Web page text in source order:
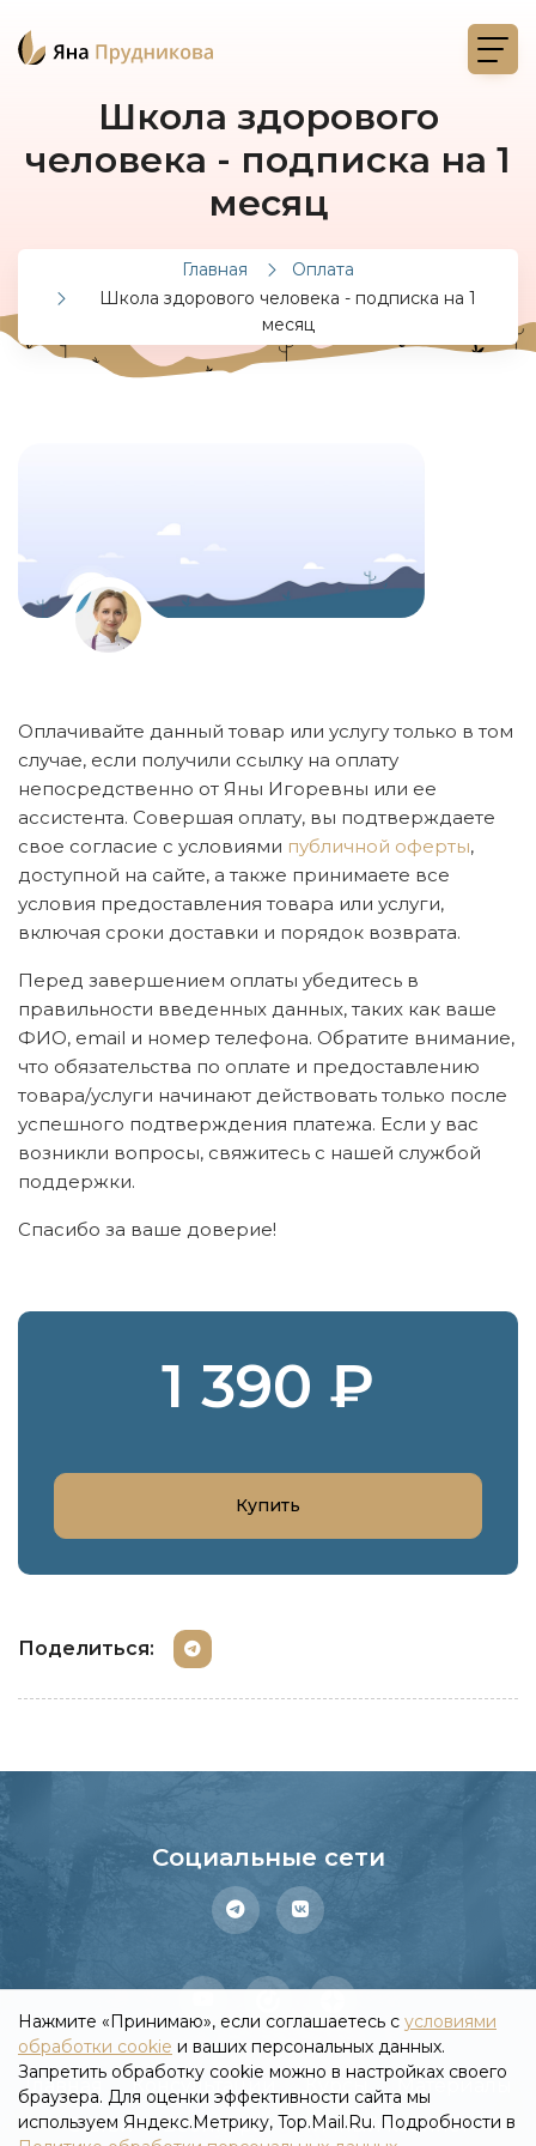
Школа здорового
человека - подписка на 1
месяц
Главная
Оплата
Школа здорового человека - подписка на 1
месяц
Оплачивайте данный товар или услугу только в том
случае, если получили ссылку на оплату
непосредственно от Яны Игоревны или ее
ассистента. Совершая оплату, вы подтверждаете
свое согласие с условиями публичной оферты,
доступной на сайте, а также принимаете все
условия предоставления товара или услуги,
включая сроки доставки и порядок возврата.
Перед завершением оплаты убедитесь в
правильности введенных данных, таких как ваше
ФИО, email и номер телефона. Обратите внимание,
что обязательства по оплате и предоставлению
товара/услуги начинают действовать только после
успешного подтверждения платежа. Если у вас
возникли вопросы, свяжитесь с нашей службой
поддержки.
Спасибо за ваше доверие!
1 390 ₽
Купить
Поделиться:
Социальные сети
Главная Консультации Курсы
Материалы
Статьи
Вебинары Личный кабинет
Нажмите «Принимаю», если соглашаетесь с условиями
обработки cookie и ваших персональных данных.
Запретить обработку cookie можно в настройках своего
браузера. Для оценки эффективности сайта мы
используем Яндекс.Метрику, Top.Mail.Ru. Подробности в